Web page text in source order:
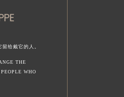
给戴它的人。
THE
WHO